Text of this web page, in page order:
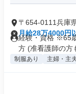
〒654-0111兵庫
月給28万4000円
経験・資格 ※65
方 (准看護師の方
制服あり 主婦・主